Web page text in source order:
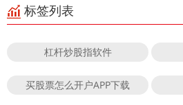
标签列表
杠杆炒股指软件
买股票怎么开户APP下载